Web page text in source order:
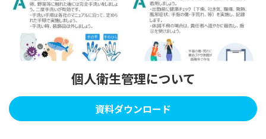
個人衛生管理について
資料ダウンロード